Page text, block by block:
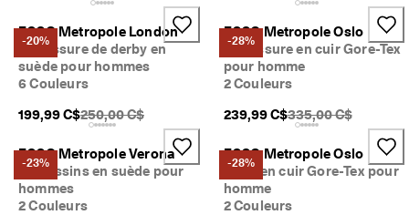
-20%
ECCO Metropole London
Chaussure de derby en
suède pour hommes
6 Couleurs
199,99 C$PDSF original {{price}}:
250,00 C$
-28%
ECCO Metropole Oslo
Chaussure en cuir Gore-Tex
pour homme
2 Couleurs
239,99 C$PDSF original
335,00 C$
-23%
ECCO Metropole Verona
Mocassins en suède pour
hommes
2 Couleurs
-28%
ECCO Metropole Oslo
Botte en cuir Gore-Tex pour
homme
2 Couleurs